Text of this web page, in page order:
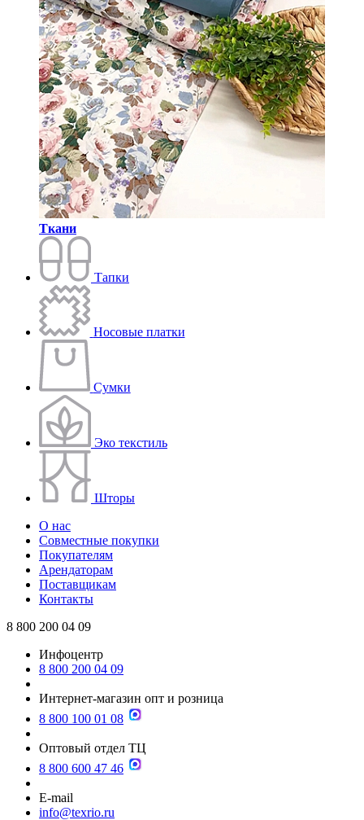
Ткани
Тапки
Носовые платки
Сумки
Эко текстиль
Шторы
О нас
Совместные покупки
Покупателям
Арендаторам
Поставщикам
Контакты
8 800 200 04 09
Инфоцентр
8 800 200 04 09
Интернет-магазин опт и розница
8 800 100 01 08
Оптовый отдел ТЦ
8 800 600 47 46
E-mail
info@texrio.ru